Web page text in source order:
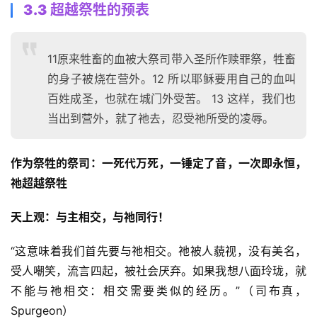
3.3 超越祭牲的预表
11原来牲畜的血被大祭司带入圣所作赎罪祭，牲畜
的身子被烧在营外。12 所以耶稣要用自己的血叫
百姓成圣，也就在城门外受苦。 13 这样，我们也
当出到营外，就了祂去，忍受祂所受的凌辱。
作为祭牲的祭司：一死代万死，一锤定了音，一次即永恒，
祂超越祭牲
天上观：与主相交，与祂同行！
“这意味着我们首先要与祂相交。祂被人藐视，没有美名，
受人嘲笑，流言四起，被社会厌弃。如果我想八面玲珑，就
不能与祂相交：相交需要类似的经历。”（司布真，
Spurgeon）